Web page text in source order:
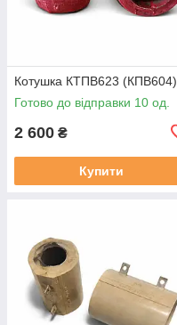
Котушка КТПВ623 (КПВ604)
Готово до відправки 10 од.
2 600 ₴
Купити